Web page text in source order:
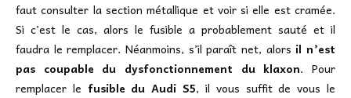
faut consulter la section métallique et voir si elle est cramée.
Si c’est le cas, alors le fusible a probablement sauté et il
faudra le remplacer. Néanmoins, s’il paraît net, alors il n’est
pas coupable du dysfonctionnement du klaxon. Pour
remplacer le fusible du Audi S5, il vous suffit de vous le